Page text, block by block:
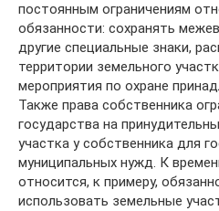
постоянным ограничениям
обязанности: сохранять
другие специальные знаки,
территории земельного
мероприятия по охране
Также права собственника
государства на
участка у собственника для
муниципальных нужд. К
относится, к примеру,
использовать земельные